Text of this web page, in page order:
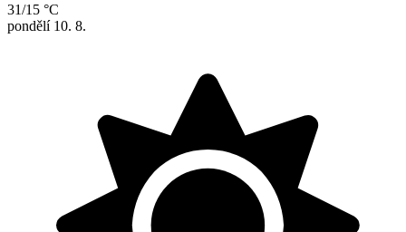
31/15 °C
pondělí 10. 8.